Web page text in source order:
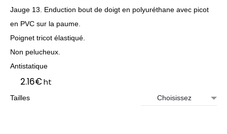
Jauge 13. Enduction bout de doigt en polyuréthane avec picot
en PVC sur la paume.
Poignet tricot élastiqué.
Non pelucheux.
Antistatique
2.16€ht
Tailles